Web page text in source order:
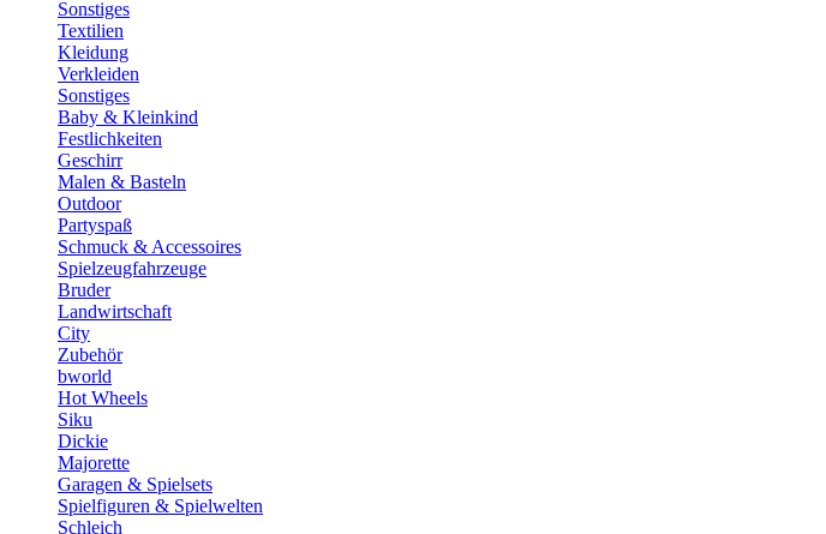
Sonstiges
Textilien
Kleidung
Verkleiden
Sonstiges
Baby & Kleinkind
Festlichkeiten
Geschirr
Malen & Basteln
Outdoor
Partyspaß
Schmuck & Accessoires
Spielzeugfahrzeuge
Bruder
Landwirtschaft
City
Zubehör
bworld
Hot Wheels
Siku
Dickie
Majorette
Garagen & Spielsets
Spielfiguren & Spielwelten
Schleich